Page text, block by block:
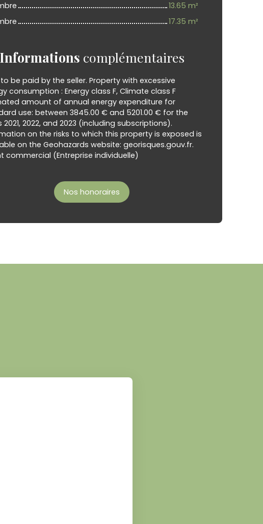
13.65 m²
17.35 m²
Informations complémentaires
to be paid by the seller. Property with excessive
consumption : Energy class F, Climate class F
amount of annual energy expenditure for
use: between 3845.00 € and 5201.00 € for the
2021, 2022, and 2023 (including subscriptions).
on the risks to which this property is exposed is
on the Geohazards website: georisques.gouv.fr.
commercial (Entreprise individuelle)
Nos honoraires